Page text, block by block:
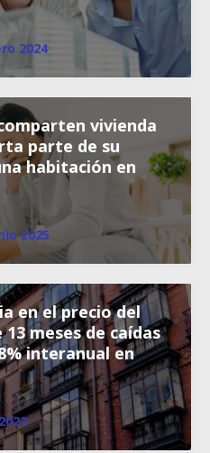
2024
vivienda
parte de su
habitación en
2025
en el precio del
meses de caídas
interanual en